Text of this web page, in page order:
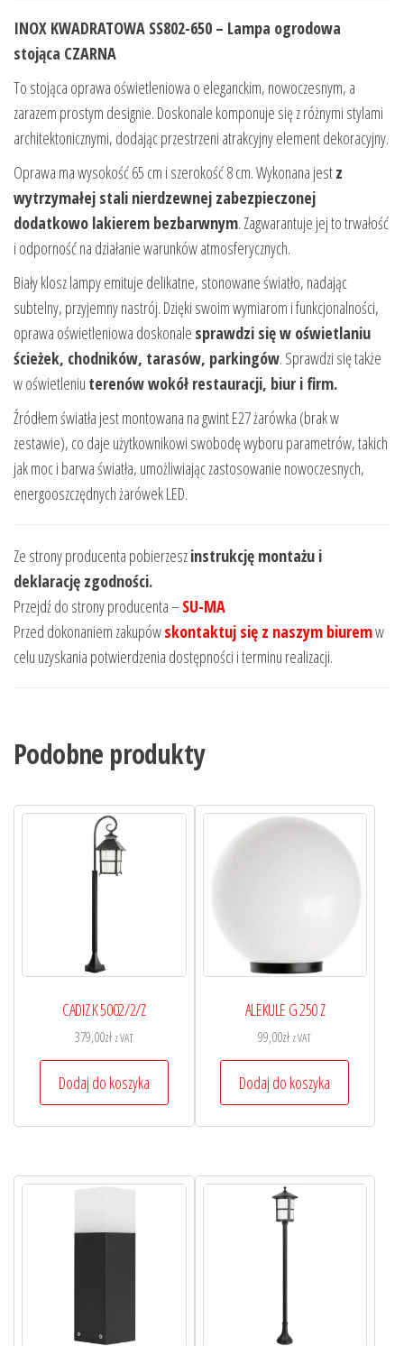
INOX KWADRATOWA SS802-650 – Lampa ogrodowa
stojąca CZARNA
To stojąca oprawa oświetleniowa o eleganckim, nowoczesnym, a
zarazem prostym designie. Doskonale komponuje się z różnymi stylami
architektonicznymi, dodając przestrzeni atrakcyjny element dekoracyjny.
Oprawa ma wysokość 65 cm i szerokość 8 cm. Wykonana jestz
wytrzymałej stali nierdzewnej zabezpieczonej
dodatkowo lakierem bezbarwnym. Zagwarantuje jej to trwałość
i odporność na działanie warunków atmosferycznych.
Biały klosz lampy emituje delikatne, stonowane światło, nadając
subtelny, przyjemny nastrój. Dzięki swoim wymiarom i funkcjonalności,
oprawa oświetleniowa doskonale sprawdzi się w oświetlaniu
ścieżek, chodników, tarasów, parkingów. Sprawdzi się także
w oświetleniu terenów wokół restauracji, biur i firm.
Źródłem światła jest montowana na gwint E27 żarówka (brak w
zestawie), co daje użytkownikowi swobodę wyboru parametrów, takich
jak moc i barwa światła, umożliwiając zastosowanie nowoczesnych,
energooszczędnych żarówek LED.
Ze strony producenta pobierzeszinstrukcję montażu i
deklarację zgodności.
Przejdź do strony producenta –SU-MA
Przed dokonaniem zakupówskontaktuj się z naszym biuremw
celu uzyskania potwierdzenia dostępności i terminu realizacji.
Podobne produkty
CADIZ K 5002/2/Z
379,00zł z VAT
Dodaj do koszyka
ALEKULE G 250 Z
99,00zł z VAT
Dodaj do koszyka